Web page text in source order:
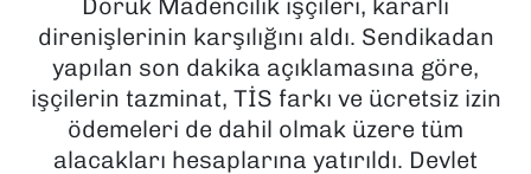
Doruk Madencilik işçileri, kararlı
direnişlerinin karşılığını aldı. Sendikadan
yapılan son dakika açıklamasına göre,
işçilerin tazminat, TİS farkı ve ücretsiz izin
ödemeleri de dahil olmak üzere tüm
alacakları hesaplarına yatırıldı. Devlet
SPOR
TEKNOLOJİ
YAŞAM